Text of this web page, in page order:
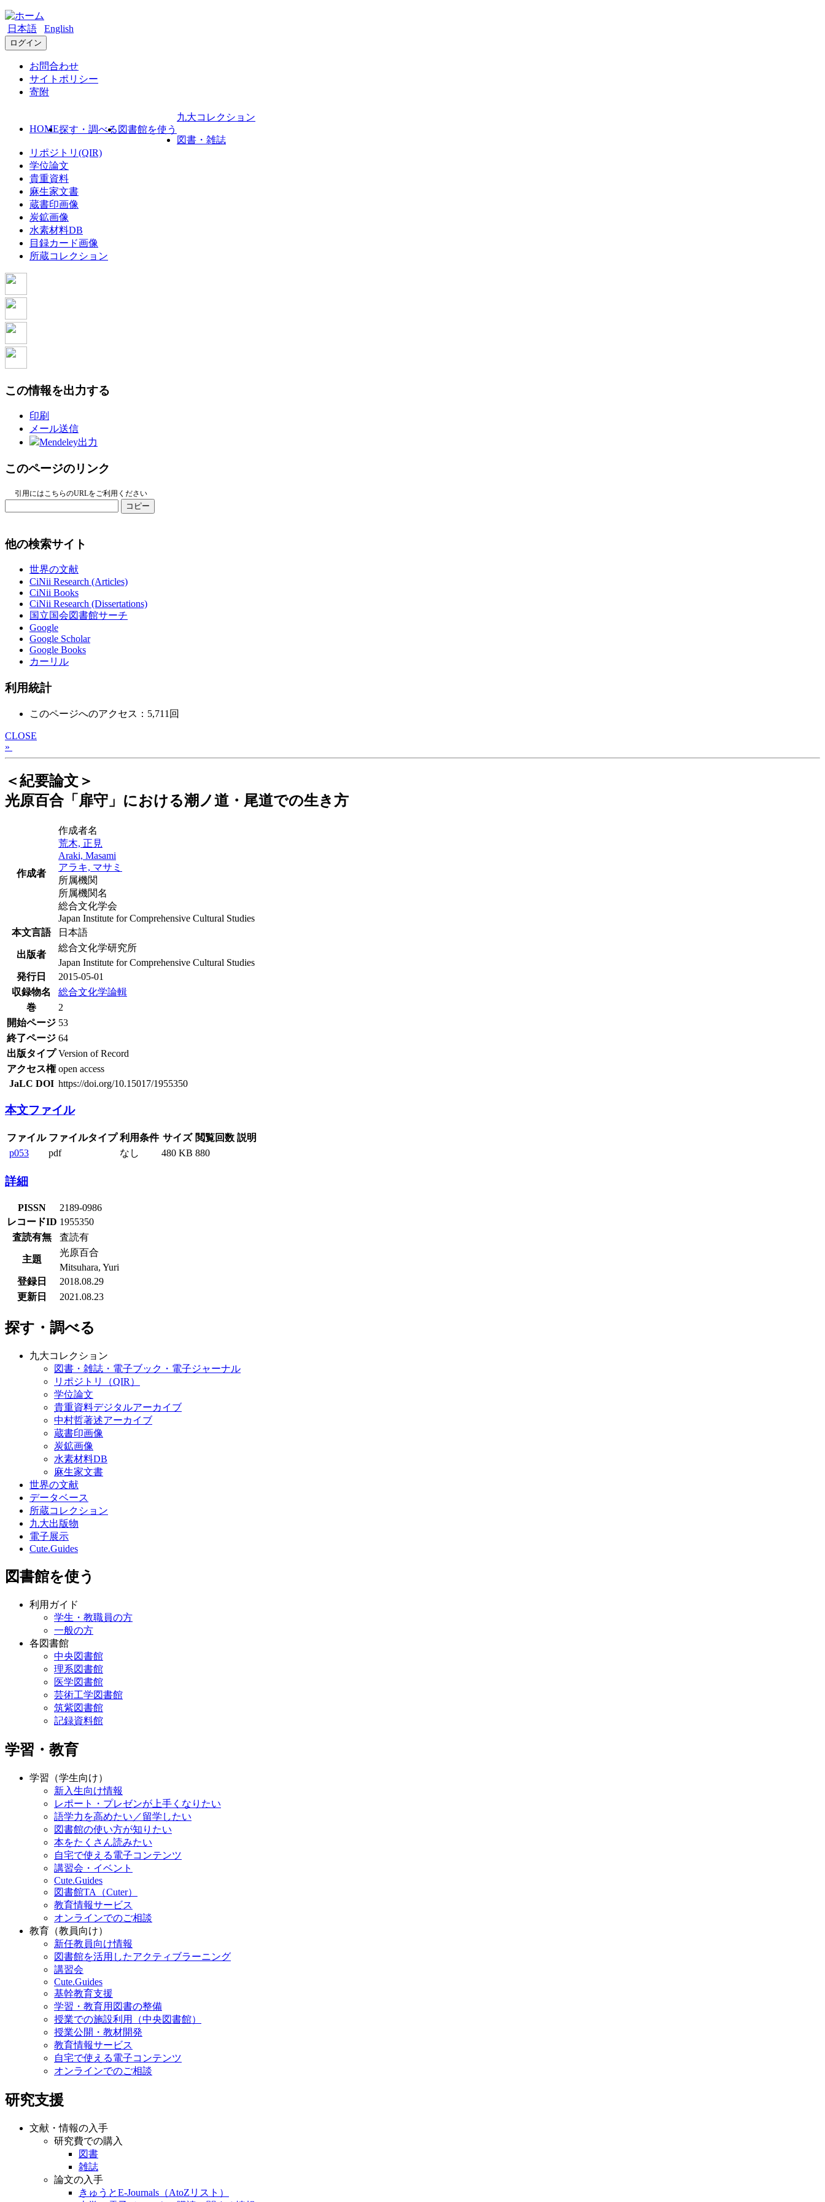
日本語 English
ログイン
お問合わせ
サイトポリシー
寄附
HOME探す・調べる 図書館を使う
九大コレクション
図書・雑誌
リポジトリ(QIR)
学位論文
貴重資料
麻生家文書
蔵書印画像
炭鉱画像
水素材料DB
目録カード画像
所蔵コレクション
この情報を出力する
印刷
メール送信
Mendeley出力
このページのリンク
引用にはこちらのURLをご利用ください
コピー
他の検索サイト
世界の文献
CiNii Research (Articles)
CiNii Books
CiNii Research (Dissertations)
国立国会図書館サーチ
Google
Google Scholar
Google Books
カーリル
利用統計
このページへのアクセス：5,711回
CLOSE
»
＜紀要論文＞
光原百合「扉守」における潮ノ道・尾道での生き方
作成者
作成者名
荒木, 正見
Araki, Masami
アラキ, マサミ
所属機関
所属機関名
総合文化学会
Japan Institute for Comprehensive Cultural Studies
本文言語
日本語
出版者
総合文化学研究所
Japan Institute for Comprehensive Cultural Studies
発行日
2015-05-01
収録物名
総合文化学論輯
巻
2
開始ページ 53
終了ページ 64
出版タイプ Version of Record
アクセス権 open access
JaLC DOI https://doi.org/10.15017/1955350
本文ファイル
ファイル ファイルタイプ 利用条件 サイズ 閲覧回数 説明
p053
pdf なし 480 KB 880
詳細
PISSN
2189-0986
レコードID 1955350
査読有無
査読有
主題
光原百合
Mitsuhara, Yuri
登録日
2018.08.29
更新日
2021.08.23
探す・調べる
九大コレクション
図書・雑誌・電子ブック・電子ジャーナル
リポジトリ（QIR）
学位論文
貴重資料デジタルアーカイブ
中村哲著述アーカイブ
蔵書印画像
炭鉱画像
水素材料DB
麻生家文書
世界の文献
データベース
所蔵コレクション
九大出版物
電子展示
Cute.Guides
図書館を使う
利用ガイド
学生・教職員の方
一般の方
各図書館
中央図書館
理系図書館
医学図書館
芸術工学図書館
筑紫図書館
記録資料館
学習・教育
学習（学生向け）
新入生向け情報
レポート・プレゼンが上手くなりたい
語学力を高めたい／留学したい
図書館の使い方が知りたい
本をたくさん読みたい
自宅で使える電子コンテンツ
講習会・イベント
Cute.Guides
図書館TA（Cuter）
教育情報サービス
オンラインでのご相談
教育（教員向け）
新任教員向け情報
図書館を活用したアクティブラーニング
講習会
Cute.Guides
基幹教育支援
学習・教育用図書の整備
授業での施設利用（中央図書館）
授業公開・教材開発
教育情報サービス
自宅で使える電子コンテンツ
オンラインでのご相談
研究支援
文献・情報の入手
研究費での購入
図書
雑誌
論文の入手
きゅうとE-Journals（AtoZリスト）